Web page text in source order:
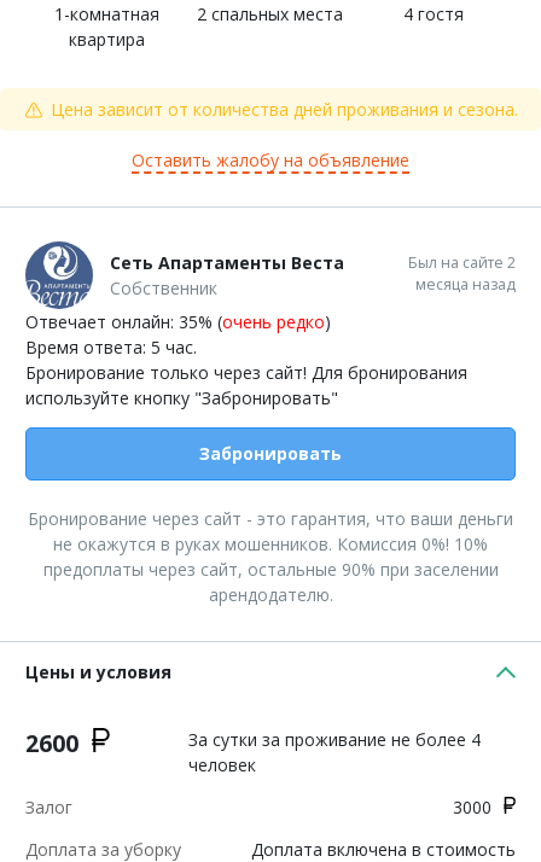
1-комнатная
квартира
2 спальных места 4 гостя
Цена зависит от количества дней проживания и сезона.
Оставить жалобу на объявление
Сеть Апартаменты Веста
Собственник
Был на сайте 2
месяца назад
Отвечает онлайн: 35% (очень редко)
Время ответа: 5 час.
Бронирование только через сайт! Для бронирования
используйте кнопку "Забронировать"
Забронировать
Бронирование через сайт - это гарантия, что ваши деньги
не окажутся в руках мошенников. Комиссия 0%! 10%
предоплаты через сайт, остальные 90% при заселении
арендодателю.
Цены и условия
2600
За сутки за проживание не более 4
человек
Залог
3000
Доплата за уборку
Доплата включена в стоимость